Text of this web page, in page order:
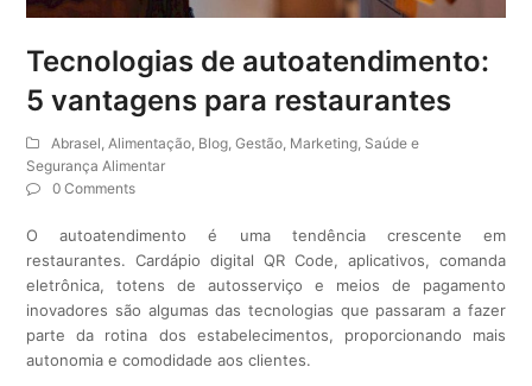
Tecnologias de autoatendimento:
5 vantagens para restaurantes
Abrasel,Alimentação, Blog,Gestão, Marketing, Saúde e
Segurança Alimentar
0 Comments
O autoatendimento é uma tendência crescente em
restaurantes. Cardápio digital QR Code, aplicativos, comanda
eletrônica, totens de autosserviço e meios de pagamento
inovadores são algumas das tecnologias que passaram a fazer
parte da rotina dos estabelecimentos, proporcionando mais
autonomia e comodidade aos clientes.